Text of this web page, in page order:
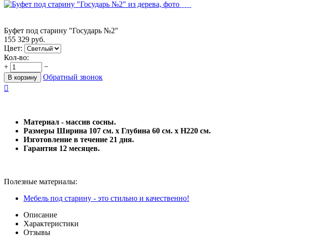
Буфет под старину "Государь №2"
155 329 руб.
Цвет:
Кол-во:
+
−
В корзину
Обратный звонок

Материал - массив сосны.
Размеры Ширина 107 см. х Глубина 60 см. х Н220 см.
Изготовление в течение 21 дня.
Гарантия 12 месяцев.
Полезные материалы:
Мебель под старину - это стильно и качественно!
Описание
Характеристики
Отзывы